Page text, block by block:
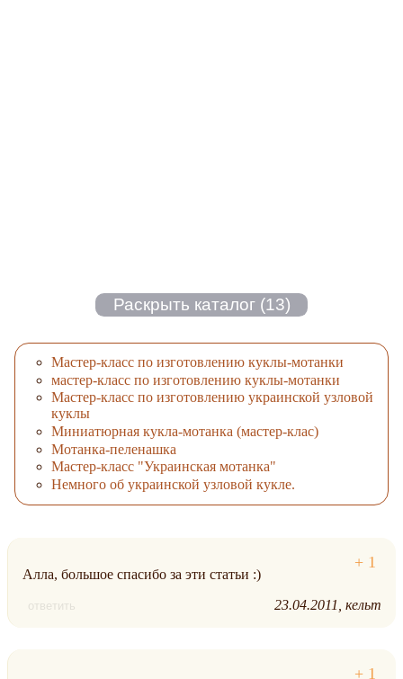
Мастер-класс по изготовлению куклы-мотанки
мастер-класс по изготовлению куклы-мотанки
Мастер-класс по изготовлению украинской узловой
куклы
Миниатюрная кукла-мотанка (мастер-клас)
Мотанка-пеленашка
Мастер-класс "Украинская мотанка"
Немного об украинской узловой кукле.
Алла, большое спасибо за эти статьи :)
ответить 23.04.2011 кельт